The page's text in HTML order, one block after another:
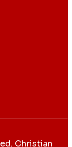
Christian